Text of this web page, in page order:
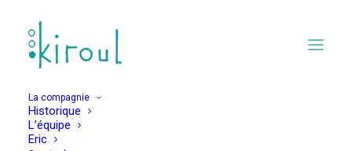
La compagnie
Historique
L’équipe
Eric